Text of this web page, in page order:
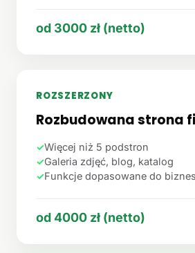
od 3000 zł (netto)
ROZSZERZONY
Rozbudowana strona
✓Więcej niż 5 podstron
✓Galeria zdjęć, blog, katalog
✓Funkcje dopasowane do
od 4000 zł (netto)